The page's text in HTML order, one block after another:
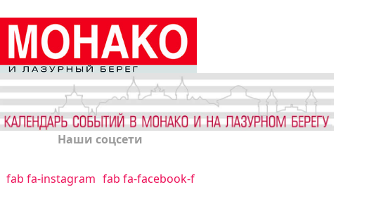
Наши соцсети
fab fa-instagram fab fa-facebook-f